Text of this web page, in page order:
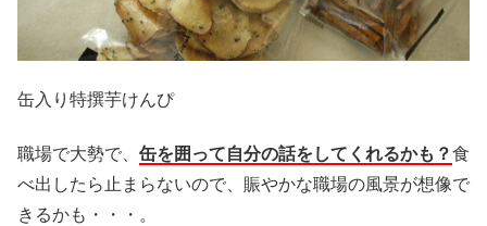
缶入り特撰芋けんぴ
職場で大勢で、 缶を囲って自分の話をしてくれるかも？食
べ出したら止まらないので、賑やかな職場の風景が想像で
きるかも・・・。